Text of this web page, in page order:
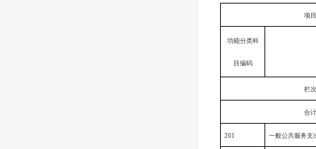
项目
功能分类科
目编码
栏次
合计
201 一般公共服务支